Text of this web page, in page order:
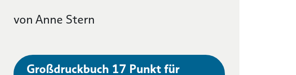
von Anne Stern
Großdruckbuch 17 Punkt für